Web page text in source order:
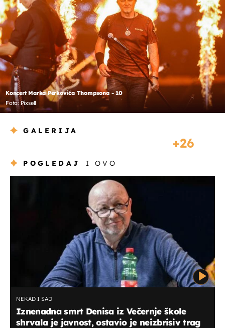
Koncert Marka Perkovića Thompsona - 10
Foto: Pixsell
GALERIJA
26
POGLEDAJ I OVO
NEKAD I SAD
Iznenadna smrt Denisa iz Večernje škole
shrvala je javnost, ostavio je neizbrisiv trag